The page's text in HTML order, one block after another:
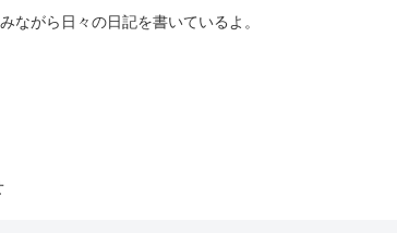
がら日々の日記を書いているよ。